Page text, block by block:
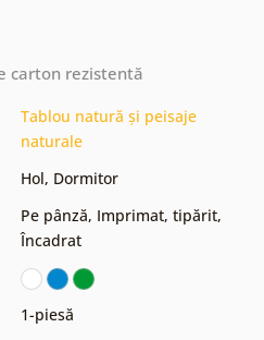
carton rezistentă
Tablou natură și peisaje
naturale
Hol, Dormitor
Pe pânză, Imprimat, tipărit,
Încadrat
1-piesă